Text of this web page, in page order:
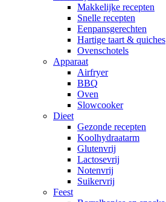
Makkelijke recepten
Snelle recepten
Eenpansgerechten
Hartige taart & quiches
Ovenschotels
Apparaat
Airfryer
BBQ
Oven
Slowcooker
Dieet
Gezonde recepten
Koolhydraatarm
Glutenvrij
Lactosevrij
Notenvrij
Suikervrij
Feest